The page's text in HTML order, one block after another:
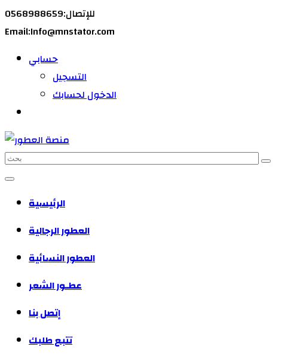
للإتصال:0568988659
Email:Info@mnstator.com
حسابي
التسجيل
الدخول لحسابك
الرئيسية
العطور الرجالية
العطور النسائية
عطـور الشعر
إتصل بنا
تتبع طلبك